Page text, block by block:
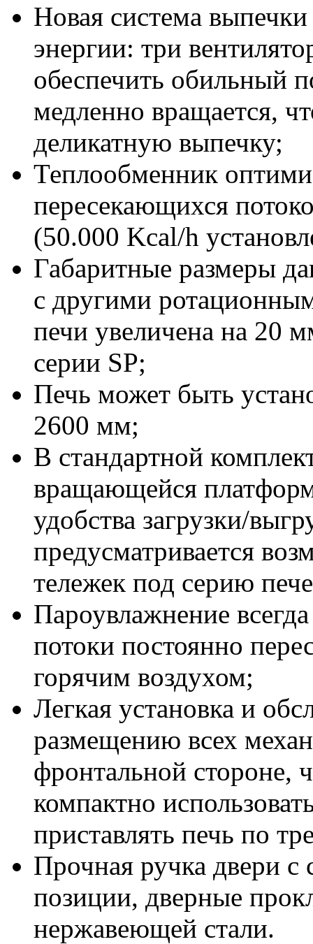
Новая система
энергии: три
обеспечить обильный
медленно вращается,
деликатную выпечку;
Теплообменник
пересекающихся
(50.000 Kcal/h
Габаритные размеры
с другими
печи увеличена на 20
серии SP;
Печь может быть
2600 мм;
В стандартной
вращающейся
удобства загрузки/
предусматривается
тележек под серию
Пароувлажнение
потоки постоянно
горячим воздухом;
Легкая установка и
размещению всех
фронтальной стороне,
компактно
приставлять печь по
Прочная ручка двери с
позиции, дверные
нержавеющей стали.